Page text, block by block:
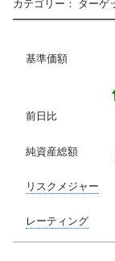
カテゴリー： ターゲ
基準価額
前日比
純資産総額
リスクメジャー
レーティング